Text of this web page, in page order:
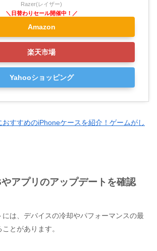
Razer(レイザー)
Amazon
楽天市場
Yahooショッピング
おすすめのiPhoneケースを紹介！ゲームがし
アプリのアップデートを確認
は、デバイスの冷却やパフォーマンスの最
とがあります。